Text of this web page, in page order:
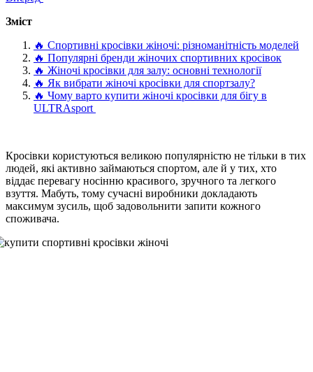
Зміст
🔥 Спортивні кросівки жіночі: різноманітність моделей
🔥 Популярні бренди жіночих спортивних кросівок
🔥 Жіночі кросівки для залу: основні технології
🔥 Як вибрати жіночі кросівки для спортзалу?
🔥 Чому варто купити жіночі кросівки для бігу в
ULTRAsport
Кросівки користуються великою популярністю не тільки в тих
людей, які активно займаються спортом, але й у тих, хто
віддає перевагу носінню красивого, зручного та легкого
взуття. Мабуть, тому сучасні виробники докладають
максимум зусиль, щоб задовольнити запити кожного
споживача.